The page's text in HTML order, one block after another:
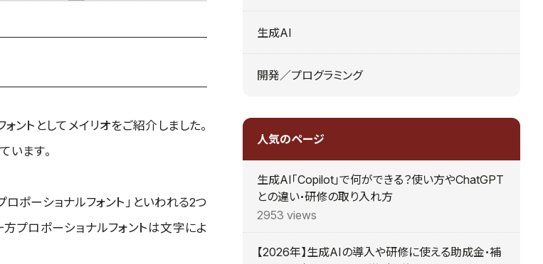
ォントとしてメイリオをご紹介しました。
います。
ロポーショナルフォント」といわれる2つ
プロポーショナルフォントは文字によ
生成AI
開発／プログラミング
人気のページ
生成AI「Copilot」で何ができる？使い方やChatGPT
との違い・研修の取り入れ方
2953 views
【2026年】生成AIの導入や研修に使える助成金・補